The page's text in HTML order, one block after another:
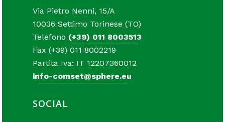
Via Pietro Nenni, 15/A
10036 Settimo Torinese (TO)
Telefono (+39) 011 8003513
Fax (+39) 011 8002219
Partita Iva: IT 12207360012
info-comset@sphere.eu
SOCIAL